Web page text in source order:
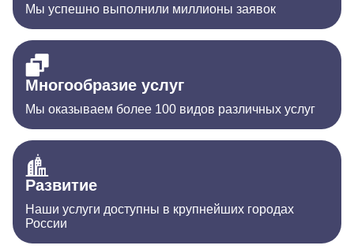
Мы успешно выполнили миллионы заявок
Многообразие услуг
Мы оказываем более 100 видов различных услуг
Развитие
Наши услуги доступны в крупнейших городах
России